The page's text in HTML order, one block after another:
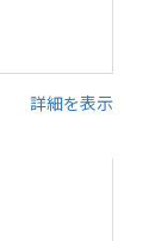
詳細を表示